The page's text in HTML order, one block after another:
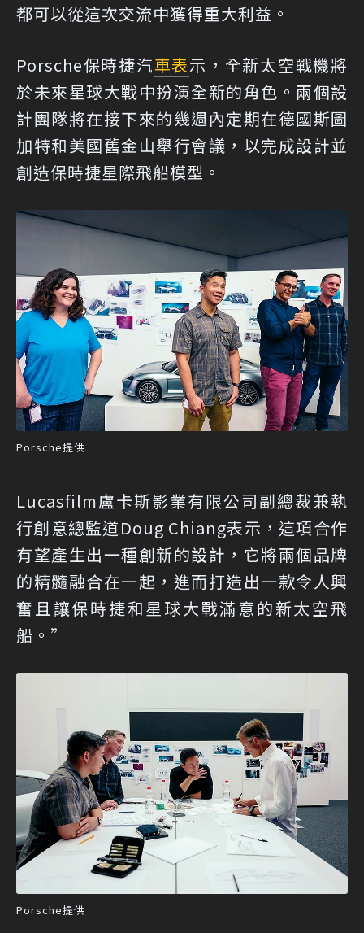
都可以從這次交流中獲得重大利益。
Porsche保時捷汽車表示，全新太空戰機將
於未來星球大戰中扮演全新的角色。兩個設
計團隊將在接下來的幾週內定期在德國斯圖
加特和美國舊金山舉行會議，以完成設計並
創造保時捷星際飛船模型。
Porsche提供
Lucasfilm盧卡斯影業有限公司副總裁兼執
行創意總監道Doug Chiang表示，這項合作
有望產生出一種創新的設計，它將兩個品牌
的精髓融合在一起，進而打造出一款令人興
奮且讓保時捷和星球大戰滿意的新太空飛
船。”
Porsche提供